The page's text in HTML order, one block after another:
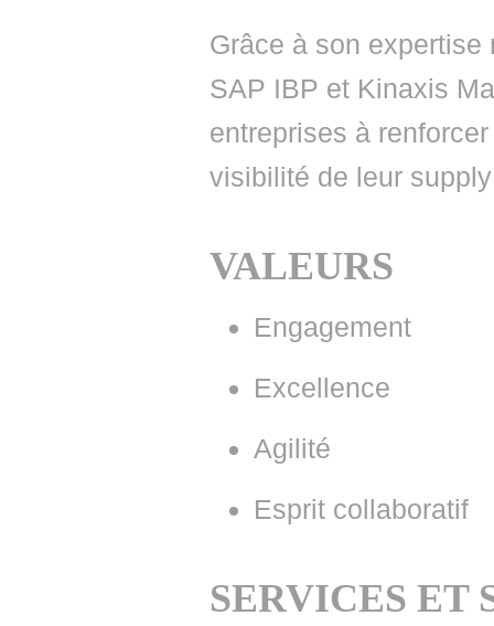
Grâce à son
SAP IBP et Kinaxis
entreprises à
visibilité de leur
VALEURS
Engagement
Excellence
Agilité
Esprit collaboratif
SERVICES ET